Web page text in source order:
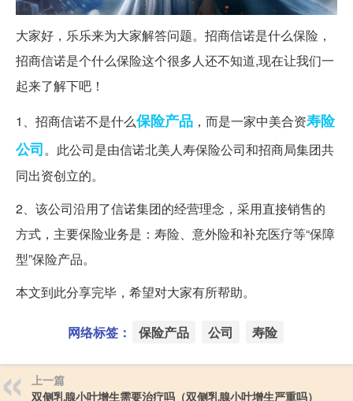
大家好，乐乐来为大家解答问题。招商信诺是什么保险，
招商信诺是个什么保险这个很多人还不知道,现在让我们一
起来了解下吧！
1、招商信诺不是什么保险产品 ，而是一家中美合资寿险
公司。此公司是由信诺北美人寿保险公司和招商局集团共
同出资创立的。
2、该公司沿用了信诺集团的经营理念，采用直接销售的
方式，主要保险业务是：寿险、意外险和补充医疗等“保障
型”保险产品。
本文到此分享完毕，希望对大家有所帮助。
网络标签： 保险产品 公司 寿险
上一篇
双侧乳腺小叶增生需要治疗吗（双侧乳腺小叶增生严重吗）